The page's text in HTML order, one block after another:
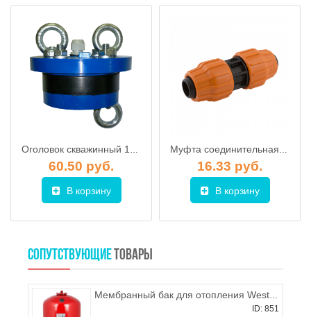
Оголовок скважинный 125-П
60.50 руб.
В корзину
Муфта соединительная "УДАВ" для шланга РP 66 х 66, ДЖИЛЕКС
16.33 руб.
В корзину
СОПУТСТВУЮЩИЕ ТОВАРЫ
Мембранный бак для отопления Wester WRV 100 л
ID: 851